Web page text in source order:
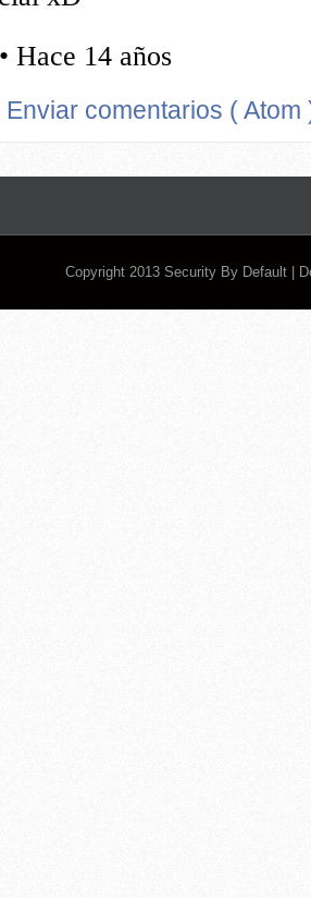
Enviar comentarios ( Atom
Copyright 2013 Security By Default |